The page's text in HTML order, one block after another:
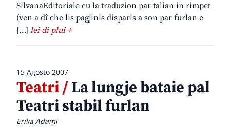
SilvanaEditoriale cu la traduzion par talian in rimpet
(ven a dî che lis pagjinis disparis a son par furlan e
[…] lei di plui +
15 Agosto 2007
Teatri /La lungje bataie pal
Teatri stabil furlan
Erika Adami